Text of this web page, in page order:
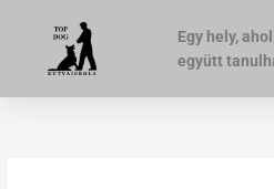
Egy hely,
együtt